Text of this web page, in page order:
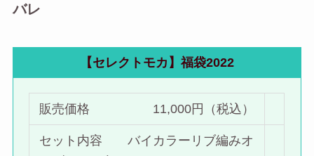
バレ
【セレクトモカ】福袋2022
販売価格 11,000円（税込）
セット内容 バイカラーリブ編みオ